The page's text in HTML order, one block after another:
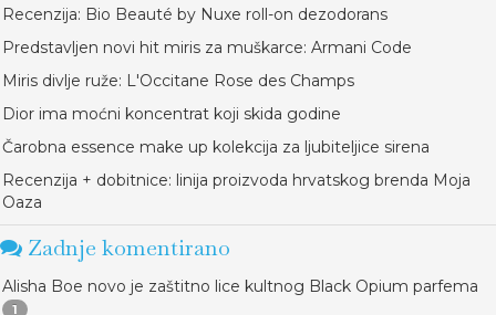
Recenzija: Bio Beauté by Nuxe roll-on dezodorans
Predstavljen novi hit miris za muškarce: Armani Code
Miris divlje ruže: L'Occitane Rose des Champs
Dior ima moćni koncentrat koji skida godine
Čarobna essence make up kolekcija za ljubiteljice sirena
Recenzija + dobitnice: linija proizvoda hrvatskog brenda Moja
Oaza
Zadnje komentirano
Alisha Boe novo je zaštitno lice kultnog Black Opium parfema
1